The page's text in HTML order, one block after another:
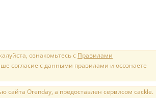
ознакомьтесь с Правилами
согласие с данными правилами и осознаете
сайта Orenday, а предоставлен сервисом cackle.